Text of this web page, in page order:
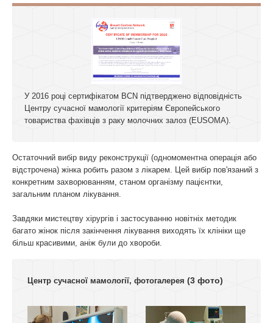
У 2016 році сертифікатом BCN підтверджено відповідність
Центру сучасної мамології критеріям Європейського
товариства фахівців з раку молочних залоз (EUSOMA).
Остаточний вибір виду реконструкції (одномоментна операція або
відстрочена) жінка робить разом з лікарем. Цей вибір пов'язаний з
конкретним захворюванням, станом організму пацієнтки,
загальним планом лікування.
Завдяки мистецтву хірургів і застосуванню новітніх методик
багато жінок після закінчення лікування виходять їх клініки ще
більш красивими, аніж були до хвороби.
Центр сучасної мамології, фотогалерея (3 фото)